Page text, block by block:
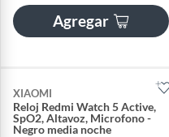
Agregar
XIAOMI
Reloj Redmi Watch 5 Active,
SpO2, Altavoz, Microfono -
Negro media noche